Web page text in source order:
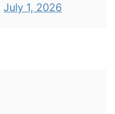
July 1, 2026